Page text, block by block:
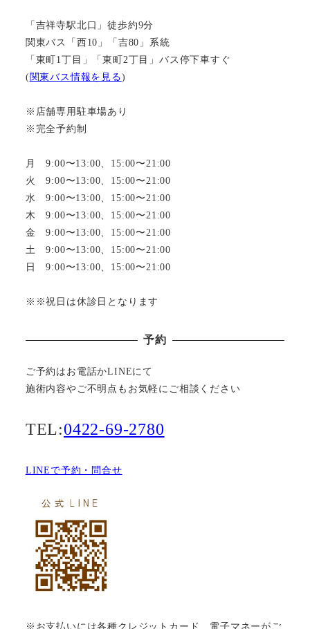
「吉祥寺駅北口」徒歩約9分
関東バス「西10」「吉80」系統
「東町1丁目」「東町2丁目」バス停下車すぐ
(関東バス情報を見る)
※店舗専用駐車場あり
※完全予約制
月 9:00〜13:00、15:00〜21:00
火 9:00〜13:00、15:00〜21:00
水 9:00〜13:00、15:00〜21:00
木 9:00〜13:00、15:00〜21:00
金 9:00〜13:00、15:00〜21:00
土 9:00〜13:00、15:00〜21:00
日 9:00〜13:00、15:00〜21:00
※※祝日は休診日となります
予約
ご予約はお電話かLINEにて
施術内容やご不明点もお気軽にご相談ください
TEL:0422-69-2780
LINEで予約・問合せ
※お支払いには各種クレジットカード、電子マネーがご